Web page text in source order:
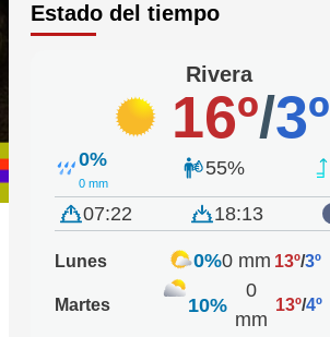
Estado del tiempo
Rivera
16º/3º
0%
0 mm
55%
07:22 18:13
Lunes 0%0 mm 13º/3º
Martes 10%
0
mm
13º/4º